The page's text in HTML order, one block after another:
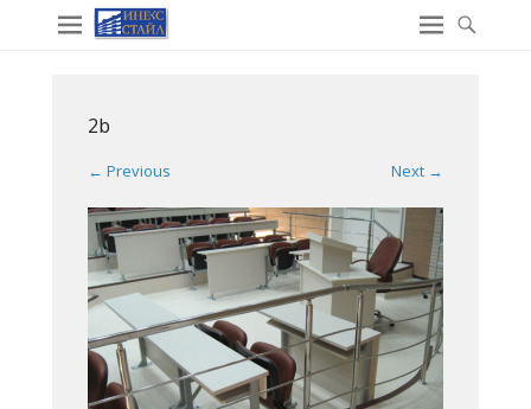
2b
← Previous Next →